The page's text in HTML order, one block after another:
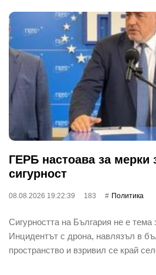
ГЕРБ настоава за мерки
сигурност
08.08.2026 19:22:39 183 Политика
Сигурността на България не е тема
Инцидентът с дрона, навлязъл в
пространство и взривил се край